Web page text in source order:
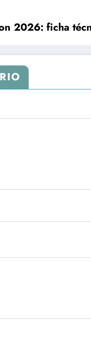
2026: ficha